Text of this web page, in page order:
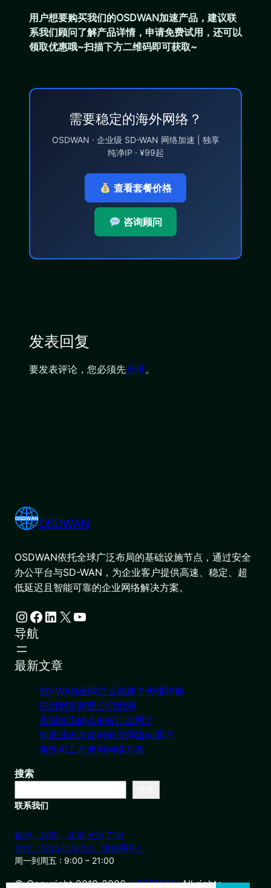
用户想要购买我们的OSDWAN加速产品，建议联
系我们顾问了解产品详情，申请免费试用，还可以
领取优惠哦~扫描下方二维码即可获取~
需要稳定的海外网络？
OSDWAN · 企业级 SD-WAN 网络加速 | 独享
纯净IP · ¥99起
查看套餐价格
咨询顾问
发表回复
要发表评论，您必须先登录。
OSDWAN
OSDWAN依托全球广泛布局的基础设施节点，通过安全
办公平台与SD-WAN，为企业客户提供高速、稳定、超
低延迟且智能可靠的企业网络解决方案。
Instagram Facebook LinkedIn X YouTube
导航
最新文章
SD-WAN组网怎么搭建？步骤详解
杭州到东南亚公司组网
美国住宅静态IP有什么用？
制造业出海如何解决网络问题？
海外AI工具使用网络方案
搜索
联系我们
杭州（总部） 北京 长沙 广州
合作：17357178761（微信同号）
周一到周五 : 9:00 – 21:00
© Copyright 2019-2026・OSDWANAll rights